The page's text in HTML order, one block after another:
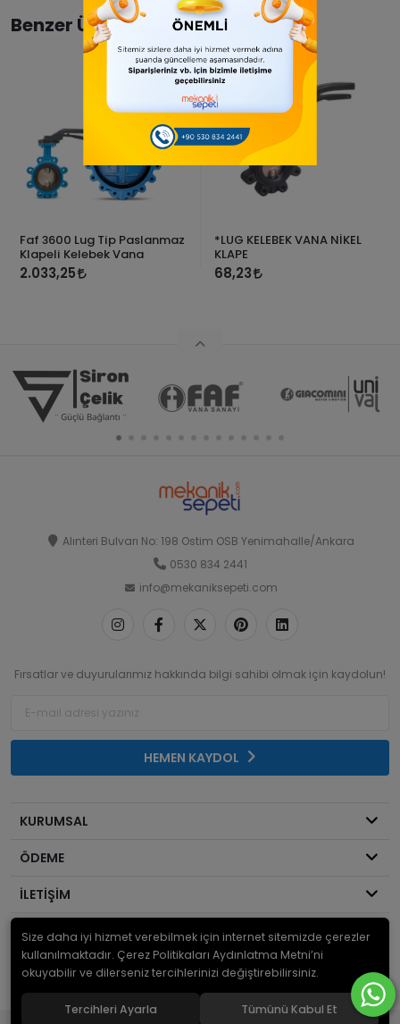
Benzer Ürünler
Faf 3600 Lug Tip Paslanmaz
Klapeli Kelebek Vana
2.033,25
*LUG KELEBEK VANA NİKEL
KLAPE
68,23
Alınteri Bulvarı No: 198 Ostim OSB Yenimahalle/Ankara
0530 834 2441
info@mekaniksepeti.com
Fırsatlar ve duyurularımız hakkında bilgi sahibi olmak için kaydolun!
HEMEN KAYDOL
KURUMSAL
ÖDEME
İLETİŞİM
© 2026Mekanik Sepeti. Bir Serdaroğlu A.Ş markasıdır ve tüm hakları
saklıdır.
Size daha iyi hizmet verebilmek için internet sitemizde çerezler
kullanılmaktadır. Çerez Politikaları Aydınlatma Metni’ni
okuyabilir ve dilerseniz tercihlerinizi değiştirebilirsiniz.
Tercihleri Ayarla Tümünü Kabul Et